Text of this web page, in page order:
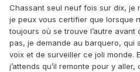
Chassant seul neuf fois sur dix, je
je peux vous certifier que lorsque
toujours où se trouve l’autre
pas, je demande au barquero, qui
voix et de surveiller ce joli monde.
j’attends qu’il remonte pour y